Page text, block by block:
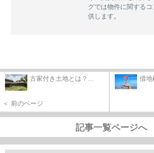
グでは物件に関する
供します。
古家付き土地とは？...
＜ 前のページ
借地
記事一覧ページへ